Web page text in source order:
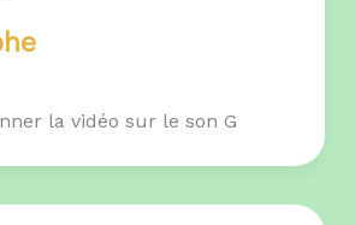
la vidéo sur le son G